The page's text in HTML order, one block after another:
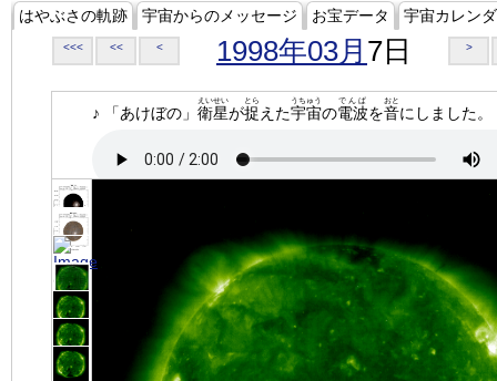
はやぶさの軌跡 宇宙からのメッセージ お宝データ 宇宙カレン
<<< << < 1998年03月 7日 >
♪ 「あけぼの」 衛星
えいせい
が捉
とら
えた宇宙
うちゅう
の電波
でんぱ
を音
おと
にしました。